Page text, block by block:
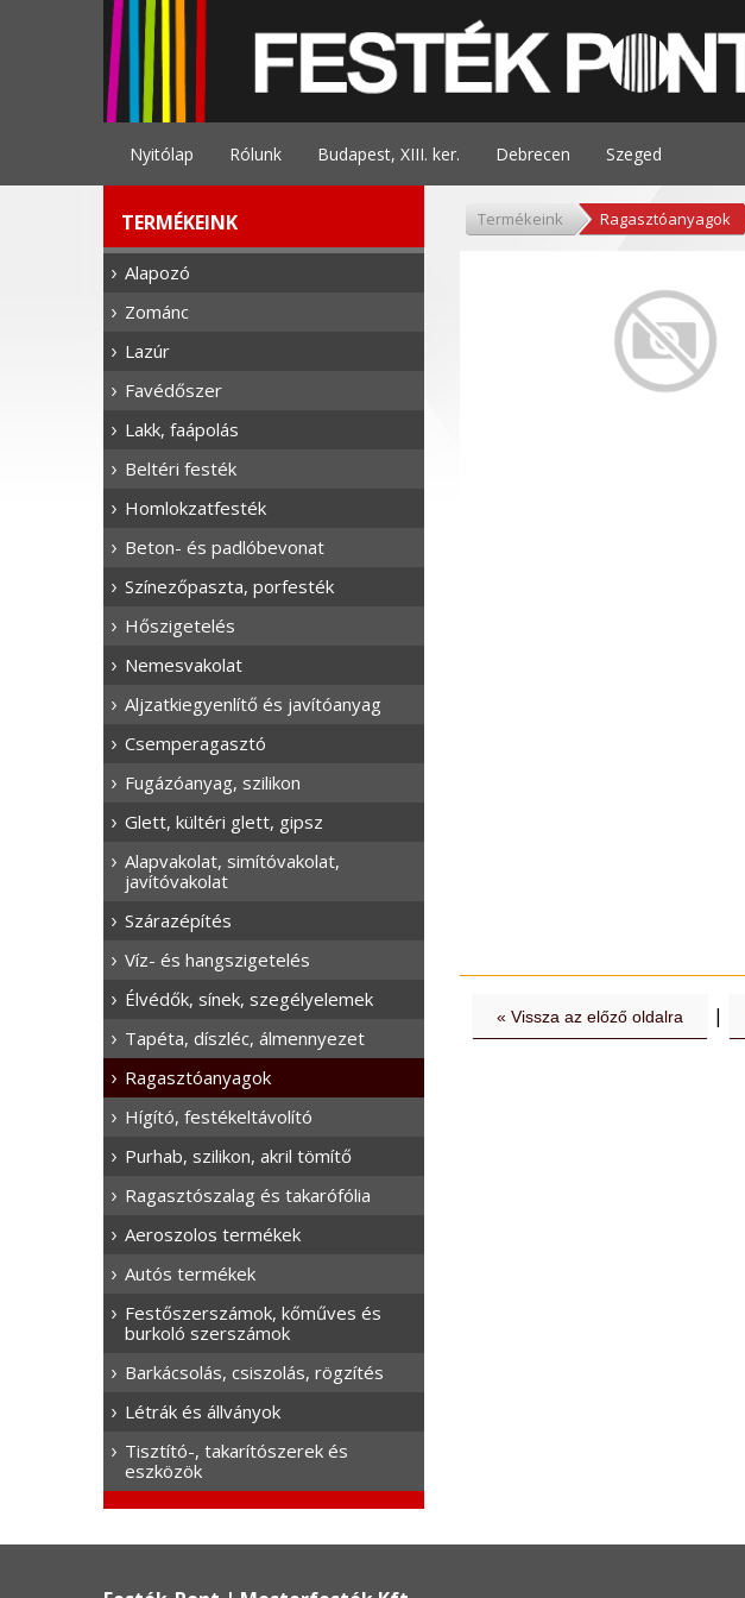
Nyitólap Rólunk Budapest, XIII. ker. Debrecen Szeged
TERMÉKEINK
Alapozó
Zománc
Lazúr
Favédőszer
Lakk, faápolás
Beltéri festék
Homlokzatfesték
Beton- és padlóbevonat
Színezőpaszta, porfesték
Hőszigetelés
Nemesvakolat
Aljzatkiegyenlítő és javítóanyag
Csemperagasztó
Fugázóanyag, szilikon
Glett, kültéri glett, gipsz
Alapvakolat, simítóvakolat,
javítóvakolat
Szárazépítés
Víz- és hangszigetelés
Élvédők, sínek, szegélyelemek
Tapéta, díszléc, álmennyezet
Ragasztóanyagok
Hígító, festékeltávolító
Purhab, szilikon, akril tömítő
Ragasztószalag és takarófólia
Aeroszolos termékek
Autós termékek
Festőszerszámok, kőműves és
burkoló szerszámok
Barkácsolás, csiszolás, rögzítés
Létrák és állványok
Tisztító-, takarítószerek és
eszközök
Termékeink Ragasztóanyagok
« Vissza az előző oldalra |